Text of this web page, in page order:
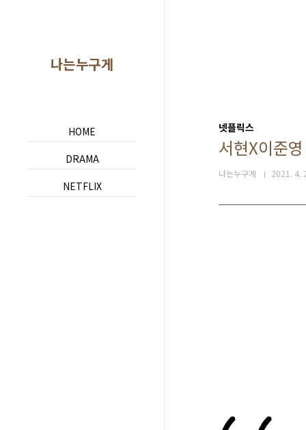
나는누구게
HOME
DRAMA
NETFLIX
넷플릭스
서현X이준
나는누구게 2021. 4.